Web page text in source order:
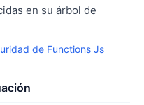
en su árbol de
de Functions Js